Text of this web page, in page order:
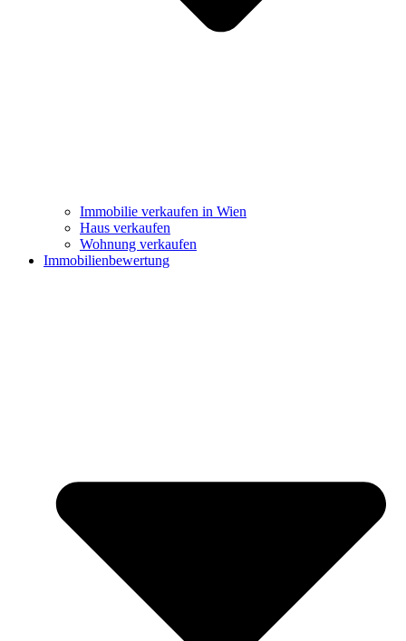
Immobilie verkaufen in Wien
Haus verkaufen
Wohnung verkaufen
Immobilienbewertung